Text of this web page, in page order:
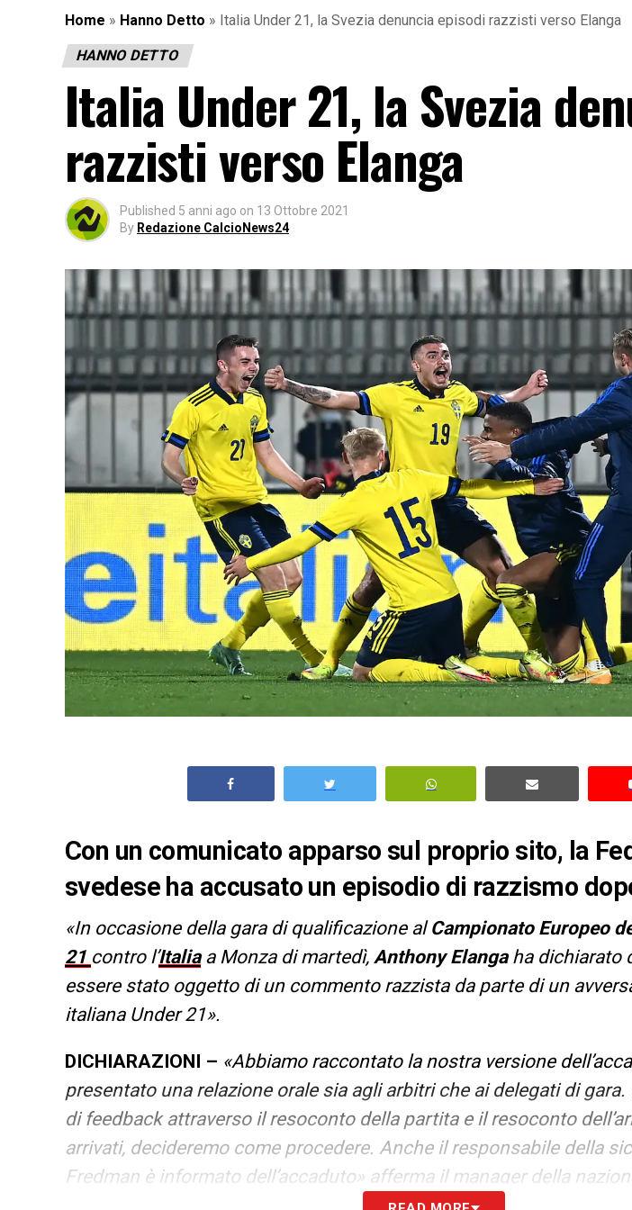
Home » Hanno Detto » Italia Under 21, la Svezia denuncia episodi razzisti verso Elanga
HANNO DETTO
Italia Under 21, la Svezia
razzisti verso Elanga
Published 5 anni ago on 13 Ottobre 2021
By Redazione CalcioNews24
Con un comunicato apparso sul proprio sito, la
svedese ha accusato un episodio di razzismo
«In occasione della gara di qualificazione alCampionato Europeo
21 contro l’Italiaa Monza di martedì, Anthony Elangaha dichiarato
essere stato oggetto di un commento razzista da parte di un
italiana Under 21».
DICHIARAZIONI – «Abbiamo raccontato la nostra versione
presentato una relazione orale sia agli arbitri che ai delegati di
di feedback attraverso il resoconto della partita e il resoconto
arrivati, decideremo come procedere. Anche il responsabile della
Fredman è informato dell’accaduto» afferma il manager della